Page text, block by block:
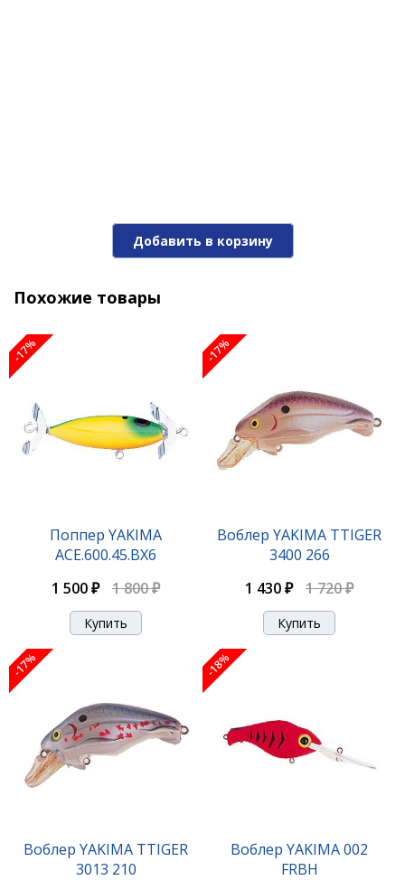
Добавить в корзину
Похожие товары
-17%
Поппер YAKIMA
ACE.600.45.BX6
1 500 ₽
1 800 ₽
-17%
Воблер YAKIMA TTIGER
3400 266
1 430 ₽
1 720 ₽
-17%
Воблер YAKIMA TTIGER
3013 210
-18%
Воблер YAKIMA 002
FRBH